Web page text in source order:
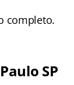
completo.
SP